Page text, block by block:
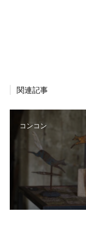
関連記事
コンコン